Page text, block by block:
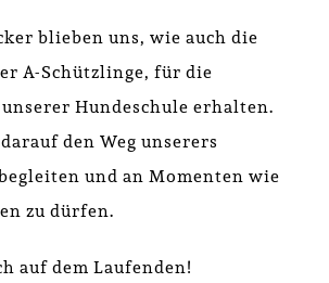
blieben uns, wie auch die
A-Schützlinge, für die
Hundeschule erhalten.
den Weg unserers
und an Momenten wie
zu dürfen.
auf dem Laufenden!